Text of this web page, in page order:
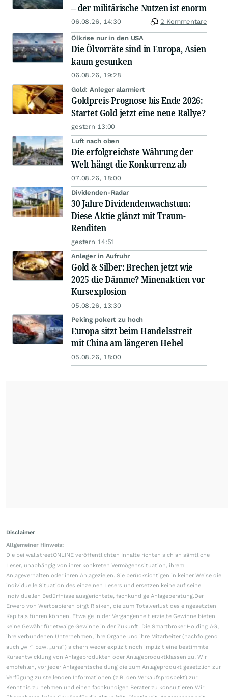
– der militärische Nutzen ist enorm
06.08.26, 14:30 2 Kommentare
Ölkrise nur in den USA
Die Ölvorräte sind in Europa, Asien
kaum gesunken
06.08.26, 19:28
Gold: Anleger alarmiert
Goldpreis-Prognose bis Ende 2026:
Startet Gold jetzt eine neue Rallye?
gestern 13:00
Luft nach oben
Die erfolgreichste Währung der
Welt hängt die Konkurrenz ab
07.08.26, 18:00
Dividenden-Radar
30 Jahre Dividendenwachstum:
Diese Aktie glänzt mit Traum-
Renditen
gestern 14:51
Anleger in Aufruhr
Gold & Silber: Brechen jetzt wie
2025 die Dämme? Minenaktien vor
Kursexplosion
05.08.26, 13:30
Peking pokert zu hoch
Europa sitzt beim Handelsstreit
mit China am längeren Hebel
05.08.26, 18:00
Disclaimer
Allgemeiner Hinweis:
Die bei wallstreetONLINE veröffentlichten Inhalte richten sich an sämtliche
Leser, unabhängig von ihrer konkreten Vermögenssituation, ihrem
Anlageverhalten oder ihren Anlagezielen. Sie berücksichtigen in keiner Weise die
individuelle Situation des einzelnen Lesers und ersetzen keine auf seine
individuellen Bedürfnisse ausgerichtete, fachkundige Anlageberatung.Der
Erwerb von Wertpapieren birgt Risiken, die zum Totalverlust des eingesetzten
Kapitals führen können. Etwaige in der Vergangenheit erzielte Gewinne bieten
keine Gewähr für etwaige Gewinne in der Zukunft. Die Smartbroker Holding AG,
ihre verbundenen Unternehmen, ihre Organe und ihre Mitarbeiter (nachfolgend
auch „wir“ bzw. „uns“) sichern weder explizit noch implizit eine bestimmte
Kursentwicklung von Anlageprodukten oder Anlageproduktklassen zu. Wir
empfehlen, vor jeder Anlageentscheidung die zum Anlageprodukt gesetzlich zur
Verfügung zu stellenden Informationen (z.B. den Verkaufsprospekt) zur
Kenntnis zu nehmen und einen fachkundigen Berater zu konsultieren.Wir